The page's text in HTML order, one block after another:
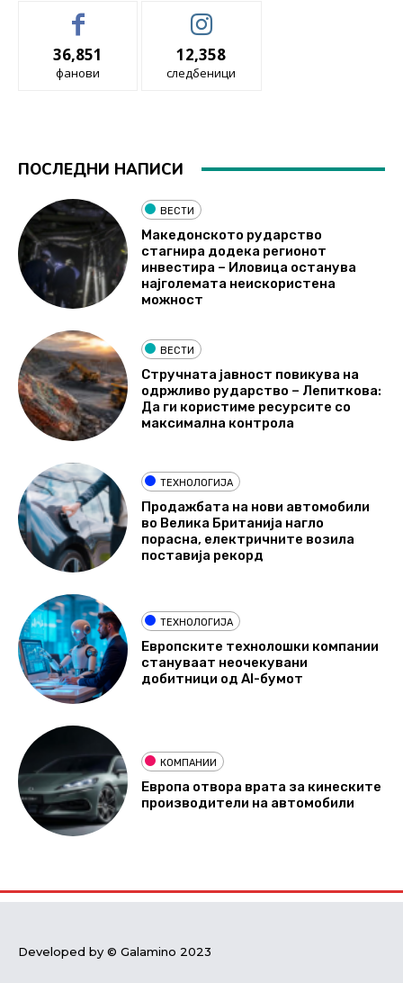
36,851
фанови
12,358
следбеници
ПОСЛЕДНИ НАПИСИ
ВЕСТИ
Македонското рударство
стагнира додека регионот
инвестира – Иловица останува
најголемата неискористена
можност
ВЕСТИ
Стручната јавност повикува на
одржливо рударство – Лепиткова:
Да ги користиме ресурсите со
максимална контрола
ТЕХНОЛОГИЈА
Продажбата на нови автомобили
во Велика Британија нагло
порасна, електричните возила
поставија рекорд
ТЕХНОЛОГИЈА
Европските технолошки компании
стануваат неочекувани
добитници од AI-бумот
КОМПАНИИ
Европа отвора врата за кинеските
производители на автомобили
Developed by © Galamino 2023